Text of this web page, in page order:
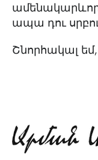
ամենակարևոր
ապա դու
Շնորհակալ եմ,